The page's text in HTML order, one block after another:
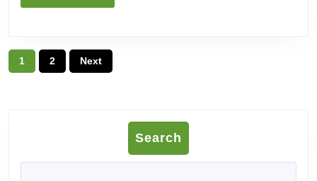
MORE
Posts
navigation
1 2 Next
Search